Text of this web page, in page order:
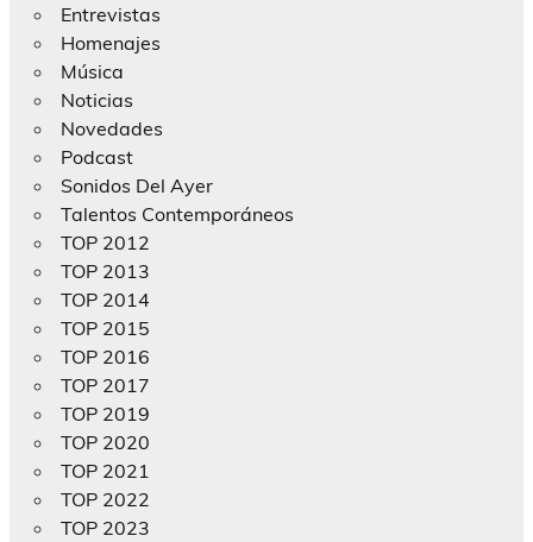
Entrevistas
Homenajes
Música
Noticias
Novedades
Podcast
Sonidos Del Ayer
Talentos Contemporáneos
TOP 2012
TOP 2013
TOP 2014
TOP 2015
TOP 2016
TOP 2017
TOP 2019
TOP 2020
TOP 2021
TOP 2022
TOP 2023